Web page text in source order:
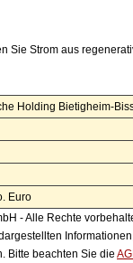
Sie Strom aus
Holding Bietigheim-
Euro
- Alle Rechte
Bitte beachten Sie die